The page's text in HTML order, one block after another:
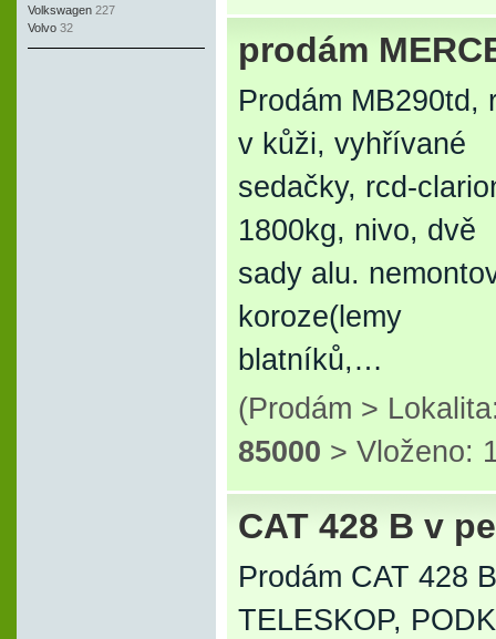
Volkswagen 227
Volvo 32
prodám
Prodám MB290td,
v kůži, vyhřívané
sedačky, rcd-
1800kg, nivo, dvě
sady alu.
koroze(lemy
blatníků,…
(Prodám >
85000 > Vloženo:
CAT 428 B v
Prodám CAT 428
TELESKOP,